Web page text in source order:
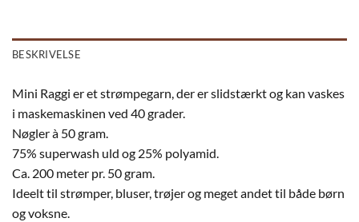
BESKRIVELSE
Mini Raggi er et strømpegarn, der er slidstærkt og kan vaskes
i maskemaskinen ved 40 grader.
Nøgler à 50 gram.
75% superwash uld og 25% polyamid.
Ca. 200 meter pr. 50 gram.
Ideelt til strømper, bluser, trøjer og meget andet til både børn
og voksne.